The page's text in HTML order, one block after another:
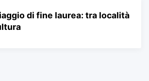
di fine laurea: tra località